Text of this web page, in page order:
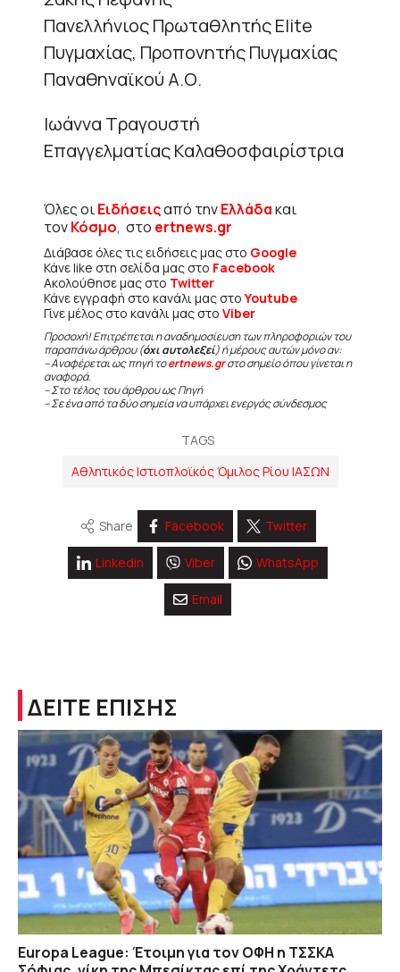
Πανελλήνιος Πρωταθλητής Elite
Πυγμαχίας, Προπονητής Πυγμαχίας
Παναθηναϊκού Α.Ο.
Ιωάννα Τραγουστή
Επαγγελματίας Καλαθοσφαιρίστρια
Όλες οιΕιδήσειςαπό τηνΕλλάδακαι
τονΚόσμο, στο ertnews.gr
Διάβασε όλες τις ειδήσεις μας στο Google
Κάνε like στη σελίδα μας στο Facebook
Ακολούθησε μας στο Twitter
Κάνε εγγραφή στο κανάλι μας στοYoutube
Γίνε μέλος στο κανάλι μας στο Viber
Προσοχή! Επιτρέπεται η αναδημοσίευση των πληροφοριών του
παραπάνω άρθρου (όχι αυτολεξεί) ή μέρους αυτών μόνο αν:
– Αναφέρεται ως πηγή τοertnews.grστο σημείο όπου γίνεται η
αναφορά.
– Στο τέλος του άρθρου ως Πηγή
– Σε ένα από τα δύο σημεία να υπάρχει ενεργός σύνδεσμος
TAGS
Αθλητικός Ιστιοπλοϊκός Όμιλος Ρίου ΙΑΣΩΝ
Share Facebook Twitter
Linkedin Viber WhatsApp
Email
ΔΕΙΤΕ ΕΠΙΣΗΣ
Europa League: Έτοιμη για τον ΟΦΗ η ΤΣΣΚΑ